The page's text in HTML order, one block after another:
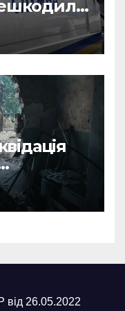
КАБами
26.05.2022